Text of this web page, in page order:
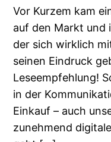
Vor Kurzem kam
auf den Markt und
der sich wirklich
seinen Eindruck
Leseempfehlung!
in der
Einkauf – auch
zunehmend